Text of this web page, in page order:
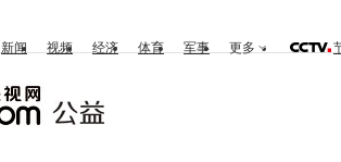
新闻 视频 经济 体育 军事 更多